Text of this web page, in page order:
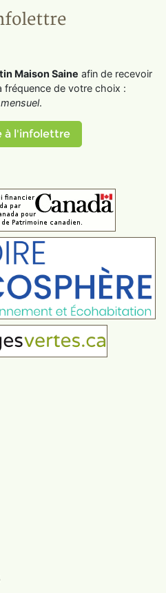
Maison Saine afin de recevoir
fréquence de votre choix :
.
à l'infolettre